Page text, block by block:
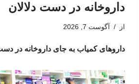
داروخانه در دست دلالان
از آگوست 7, 2026
داروهای کمیاب به جای داروخانه در